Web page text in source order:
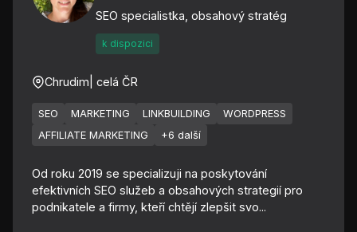
SEO specialistka, obsahový stratég
k dispozici
Chrudim | celá ČR
SEO MARKETING LINKBUILDING
WORDPRESS
AFFILIATE MARKETING
+6 další
Od roku 2019 se specializuji na poskytování
efektivních SEO služeb a obsahových strategií pro
podnikatele a firmy, kteří chtějí zlepšit svo...